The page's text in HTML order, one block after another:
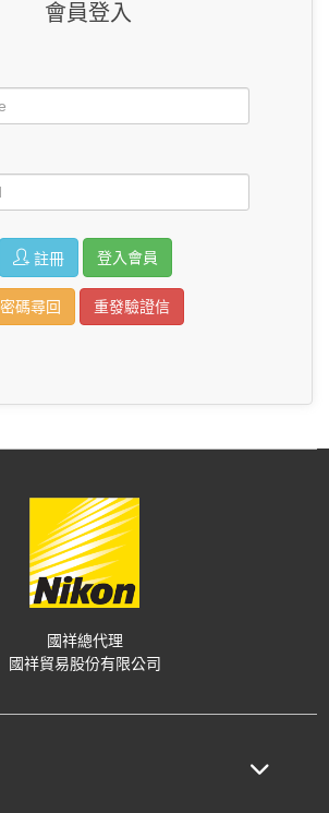
會員登入
註冊
密碼尋回 重發驗證信
國祥總代理
國祥貿易股份有限公司